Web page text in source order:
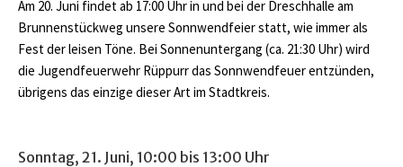
Am 20. Juni findet ab 17:00 Uhr in und bei der Dreschhalle am
Brunnenstückweg unsere Sonnwendfeier statt, wie immer als
Fest der leisen Töne. Bei Sonnenuntergang (ca. 21:30 Uhr) wird
die Jugendfeuerwehr Rüppurr das Sonnwendfeuer entzünden,
übrigens das einzige dieser Art im Stadtkreis.
Sonntag, 21. Juni, 10:00 bis 13:00 Uhr